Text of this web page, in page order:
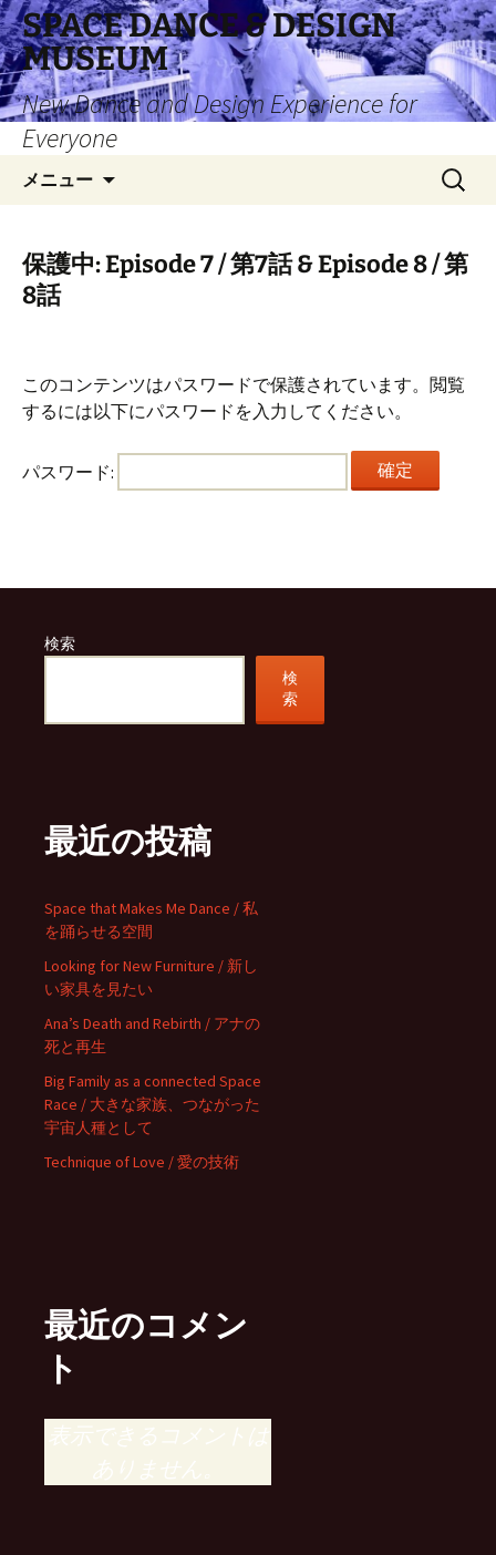
コ
ン
テ
ン
ツ
SPACE DANCE & DESIGN
MUSEUM
New Dance and Design Experience for
Everyone
メニュー
検
索:
保護中: Episode 7 / 第7話 & Episode 8 / 第
8話
このコンテンツはパスワードで保護されています。閲覧
するには以下にパスワードを入力してください。
パスワード:
検索
検
索
最近の投稿
Space that Makes Me Dance / 私
を踊らせる空間
Looking for New Furniture / 新し
い家具を見たい
Ana’s Death and Rebirth / アナの
死と再生
Big Family as a connected Space
Race / 大きな家族、つながった
宇宙人種として
Technique of Love / 愛の技術
最近のコメン
ト
表示できるコメントは
ありません。